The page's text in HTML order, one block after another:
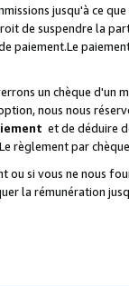
jusqu'à ce
de suspendre la
paiement.Le
un chèque d'un
nous nous
et de déduire
règlement par
ou si vous ne nous
la rémunération